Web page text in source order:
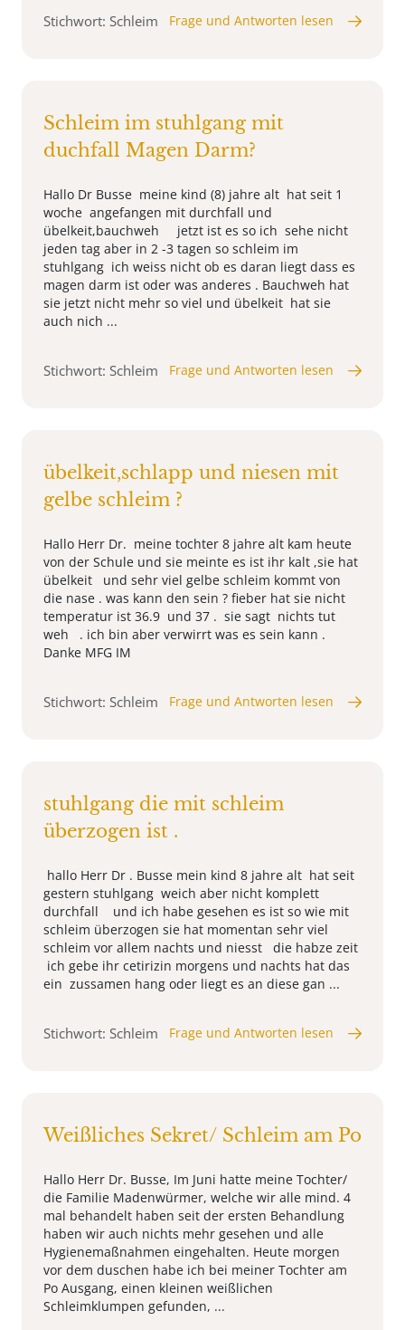
Stichwort: Schleim Frage und Antworten lesen
Schleim im stuhlgang mit
duchfall Magen Darm?
Hallo Dr Busse meine kind (8) jahre alt hat seit 1
woche angefangen mit durchfall und
übelkeit,bauchweh jetzt ist es so ich sehe nicht
jeden tag aber in 2 -3 tagen so schleim im
stuhlgang ich weiss nicht ob es daran liegt dass es
magen darm ist oder was anderes . Bauchweh hat
sie jetzt nicht mehr so viel und übelkeit hat sie
auch nich ...
Stichwort: Schleim Frage und Antworten lesen
übelkeit,schlapp und niesen mit
gelbe schleim ?
Hallo Herr Dr. meine tochter 8 jahre alt kam heute
von der Schule und sie meinte es ist ihr kalt ,sie hat
übelkeit und sehr viel gelbe schleim kommt von
die nase . was kann den sein ? fieber hat sie nicht
temperatur ist 36.9 und 37 . sie sagt nichts tut
weh . ich bin aber verwirrt was es sein kann .
Danke MFG IM
Stichwort: Schleim Frage und Antworten lesen
stuhlgang die mit schleim
überzogen ist .
hallo Herr Dr . Busse mein kind 8 jahre alt hat seit
gestern stuhlgang weich aber nicht komplett
durchfall und ich habe gesehen es ist so wie mit
schleim überzogen sie hat momentan sehr viel
schleim vor allem nachts und niesst die habze zeit
ich gebe ihr cetirizin morgens und nachts hat das
ein zussamen hang oder liegt es an diese gan ...
Stichwort: Schleim Frage und Antworten lesen
Weißliches Sekret/ Schleim am Po
Hallo Herr Dr. Busse, Im Juni hatte meine Tochter/
die Familie Madenwürmer, welche wir alle mind. 4
mal behandelt haben seit der ersten Behandlung
haben wir auch nichts mehr gesehen und alle
Hygienemaßnahmen eingehalten. Heute morgen
vor dem duschen habe ich bei meiner Tochter am
Po Ausgang, einen kleinen weißlichen
Schleimklumpen gefunden, ...